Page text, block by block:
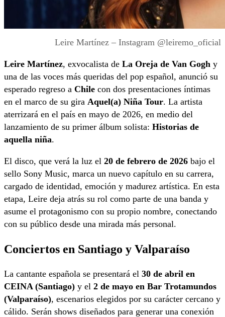
Leire Martínez – Instagram @leiremo_oficial
Leire Martínez, exvocalista de La Oreja de Van Gogh y
una de las voces más queridas del pop español, anunció su
esperado regreso a Chile con dos presentaciones íntimas
en el marco de su gira Aquel(a) Niña Tour. La artista
aterrizará en el país en mayo de 2026, en medio del
lanzamiento de su primer álbum solista: Historias de
aquella niña.
El disco, que verá la luz el 20 de febrero de 2026 bajo el
sello Sony Music, marca un nuevo capítulo en su carrera,
cargado de identidad, emoción y madurez artística. En esta
etapa, Leire deja atrás su rol como parte de una banda y
asume el protagonismo con su propio nombre, conectando
con su público desde una mirada más personal.
Conciertos en Santiago y Valparaíso
La cantante española se presentará el 30 de abril en
CEINA (Santiago) y el 2 de mayo en Bar Trotamundos
(Valparaíso), escenarios elegidos por su carácter cercano y
cálido. Serán shows diseñados para generar una conexión